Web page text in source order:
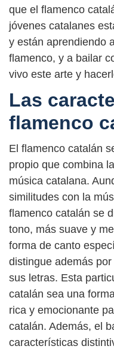
que el flamenco
jóvenes catalanes
y están aprendiendo
flamenco, y a bailar
vivo este arte y
Las
flamenco
El flamenco catalán
propio que combina
música catalana.
similitudes con la
flamenco catalán se
tono, más suave y
forma de canto
distingue además
sus letras. Esta
catalán sea una
rica y emocionante
catalán. Además, el
características